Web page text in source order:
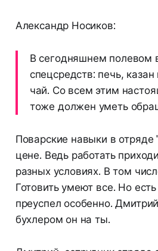
Александр Носиков:
В сегодняшнем полевом
спецсредств: печь,
чай. Со всем этим
тоже должен уметь
Поварские навыки в
цене. Ведь работать
разных условиях. В том
Готовить умеют все. Но
преуспел особенно.
бухлером он на ты.